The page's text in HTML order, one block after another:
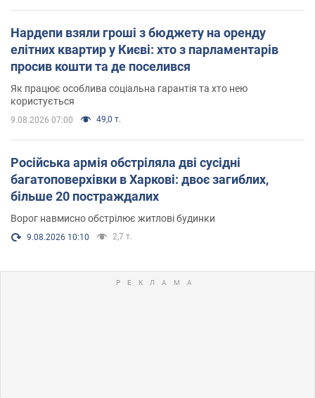
Нардепи взяли гроші з бюджету на оренду
елітних квартир у Києві: хто з парламентарів
просив кошти та де поселився
Як працює особлива соціальна гарантія та хто нею
користується
9.08.2026 07:00 49,0 т.
Російська армія обстріляла дві сусідні
багатоповерхівки в Харкові: двоє загиблих,
більше 20 постраждалих
Ворог навмисно обстрілює житлові будинки
9.08.2026 10:10 2,7 т.